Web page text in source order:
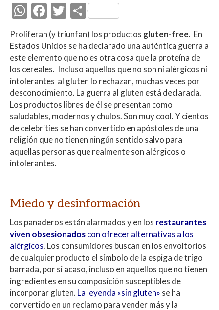
W
h
at
s
A
p
p
F
ac
e
b
o
o
k
T
w
itt
er
C
o
m
p
ar
ti
r
Proliferan (y triunfan) los productos gluten-free. En
Estados Unidos se ha declarado una auténtica guerra a
este elemento que no es otra cosa que la proteína de
los cereales. Incluso aquellos que no son ni alérgicos ni
intolerantes al gluten lo rechazan, muchas veces por
desconocimiento. La guerra al gluten está declarada.
Los productos libres de él se presentan como
saludables, modernos y chulos. Son muy cool. Y cientos
de celebrities se han convertido en apóstoles de una
religión que no tienen ningún sentido salvo para
aquellas personas que realmente son alérgicos o
intolerantes.
Miedo y desinformación
Los panaderos están alarmados y en los restaurantes
viven obsesionadoscon ofrecer alternativas a los
alérgicos. Los consumidores buscan en los envoltorios
de cualquier producto el símbolo de la espiga de trigo
barrada, por si acaso, incluso en aquellos que no tienen
ingredientes en su composición susceptibles de
incorporar gluten. La leyenda «sin gluten» se ha
convertido en un reclamo para vender más y la